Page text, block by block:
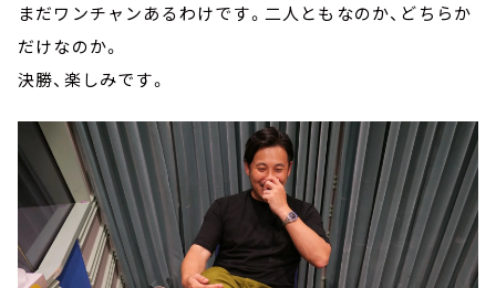
まだワンチャンあるわけです。二人ともなのか、どちらか
だけなのか。
決勝、楽しみです。